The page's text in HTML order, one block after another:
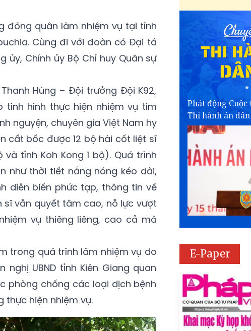
đóng quân làm nhiệm vụ tại tỉnh
Cùng đi với đoàn có Đại tá
ủy, Chính ủy Bộ Chỉ huy Quân sự
Hùng – Đội trưởng Đội K92,
tình hình thực hiện nhiệm vụ tìm
nguyện, chuyên gia Việt Nam hy
cất bốc được 12 bộ hài cốt liệt sĩ
tỉnh Koh Kong 1 bộ). Quá trình
như thời tiết nắng nóng kéo dài,
diễn biến phức tạp, thông tin về
sĩ vẫn quyết tâm cao, nỗ lực vượt
vụ thiêng liêng, cao cả mà
trong quá trình làm nhiệm vụ do
UBND tỉnh Kiên Giang quan
phòng chống các loại dịch bệnh
thực hiện nhiệm vụ.
Phát động
Thi hành án
E-Paper